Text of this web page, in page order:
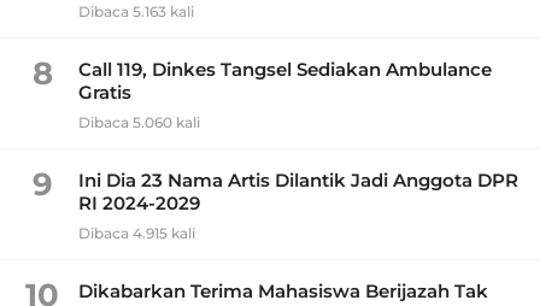
Dibaca 5.163 kali
8
Call 119, Dinkes Tangsel Sediakan Ambulance
Gratis
Dibaca 5.060 kali
9
Ini Dia 23 Nama Artis Dilantik Jadi Anggota DPR
RI 2024-2029
Dibaca 4.915 kali
10
Dikabarkan Terima Mahasiswa Berijazah Tak